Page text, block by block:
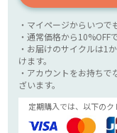
・マイページからいつで
・通常価格から10%OFF
・お届けのサイクルは1
けます。
・アカウントをお持ち
ざいます。
定期購入では、以下のク